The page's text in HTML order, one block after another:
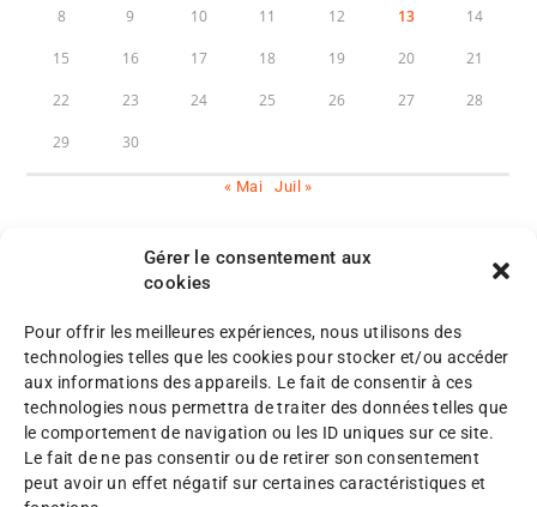
Gérer le consentement aux
cookies
Pour offrir les meilleures expériences, nous utilisons des
technologies telles que les cookies pour stocker et/ou accéder
aux informations des appareils. Le fait de consentir à ces
technologies nous permettra de traiter des données telles que
le comportement de navigation ou les ID uniques sur ce site.
Le fait de ne pas consentir ou de retirer son consentement
peut avoir un effet négatif sur certaines caractéristiques et
8 9 10 11 12 13 14
15 16 17 18 19 20 21
22 23 24 25 26 27 28
29 30
« Mai Juil »
©
A
F
A
M
e
n
t
i
o
n
P
l
a
n